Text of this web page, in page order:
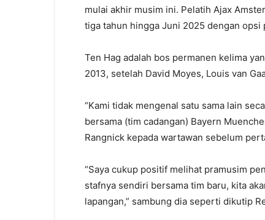
mulai akhir musim ini. Pelatih Ajax
tiga tahun hingga Juni 2025 dengan opsi
Ten Hag adalah bos permanen kelima
2013, setelah David Moyes, Louis van
“Kami tidak mengenal satu sama lain
bersama (tim cadangan) Bayern
Rangnick kepada wartawan sebelum
“Saya cukup positif melihat pramusim
stafnya sendiri bersama tim baru, kita
lapangan,” sambung dia seperti dikutip